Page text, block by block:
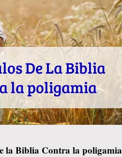
la Biblia Contra la poligamia